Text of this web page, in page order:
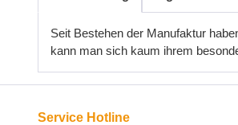
Seit Bestehen der Manufaktur
kann man sich kaum ihrem
Service Hotline